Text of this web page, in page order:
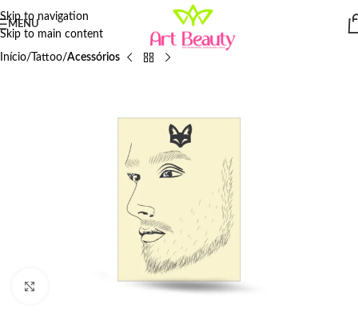
Skip to navigation
Skip to main content
MENU
Início Tattoo Acessórios